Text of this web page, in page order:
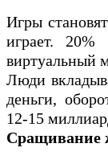
Игры
играет. 20%
виртуальный
Люди
деньги,
12-15
Сращивание